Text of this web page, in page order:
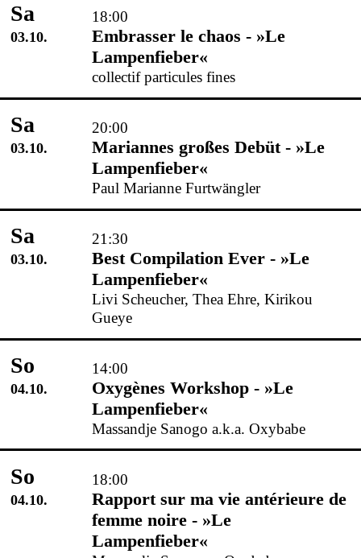
Sa
03.10.
18:00
Embrasser le chaos - »Le
Lampenfieber«
collectif particules fines
Sa
03.10.
20:00
Mariannes großes Debüt - »Le
Lampenfieber«
Paul Marianne Furtwängler
Sa
03.10.
21:30
Best Compilation Ever - »Le
Lampenfieber«
Livi Scheucher, Thea Ehre, Kirikou
Gueye
So
04.10.
14:00
Oxygènes Workshop - »Le
Lampenfieber«
Massandje Sanogo a.k.a. Oxybabe
So
04.10.
18:00
Rapport sur ma vie antérieure de
femme noire - »Le
Lampenfieber«